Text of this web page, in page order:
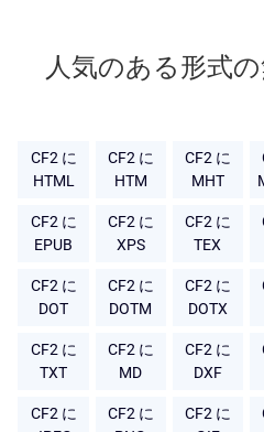
人気のある形式
CF2 に
HTML
CF2 に
HTM
CF2 に
MHT
CF2 に
EPUB
CF2 に
XPS
CF2 に
TEX
CF2 に
DOT
CF2 に
DOTM
CF2 に
DOTX
CF2 に
TXT
CF2 に
MD
CF2 に
DXF
CF2 に
CF2 に
CF2 に